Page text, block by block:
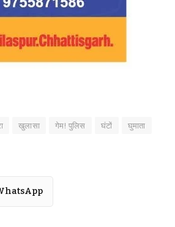
खुलासा गेम! पुलिस घंटों
घुमाता